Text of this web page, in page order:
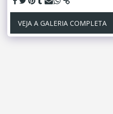
VEJA A GALERIA COMPLETA